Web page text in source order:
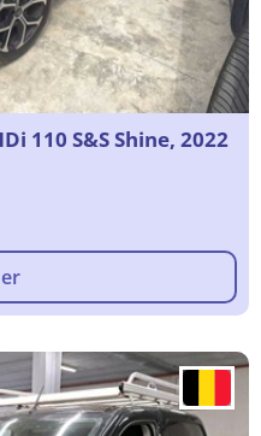
110 S&S Shine, 2022